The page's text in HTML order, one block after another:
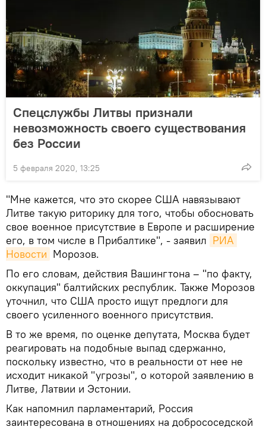
Спецслужбы Литвы признали
невозможность своего существования
без России
5 февраля 2020, 13:25
"Мне кажется, что это скорее США навязывают
Литве такую риторику для того, чтобы обосновать
свое военное присутствие в Европе и расширение
его, в том числе в Прибалтике", - заявил РИА
Новости Морозов.
По его словам, действия Вашингтона – "по факту,
оккупация" балтийских республик. Также Морозов
уточнил, что США просто ищут предлоги для
своего усиленного военного присутствия.
В то же время, по оценке депутата, Москва будет
реагировать на подобные выпад сдержанно,
поскольку известно, что в реальности от нее не
исходит никакой "угрозы", о которой заявлению в
Литве, Латвии и Эстонии.
Как напомнил парламентарий, Россия
заинтересована в отношениях на добрососедской